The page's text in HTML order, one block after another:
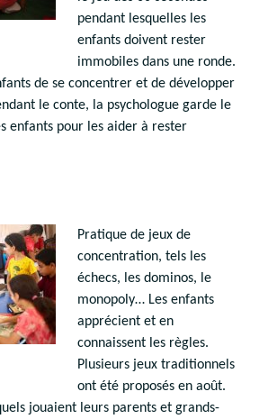
pendant lesquelles les
enfants doivent rester
immobiles dans une ronde.
de se concentrer et de développer
le conte, la psychologue garde le
enfants pour les aider à rester
Pratique de jeux de
concentration, tels les
échecs, les dominos, le
monopoly… Les enfants
apprécient et en
connaissent les règles.
Plusieurs jeux traditionnels
ont été proposés en août.
jouaient leurs parents et grands-